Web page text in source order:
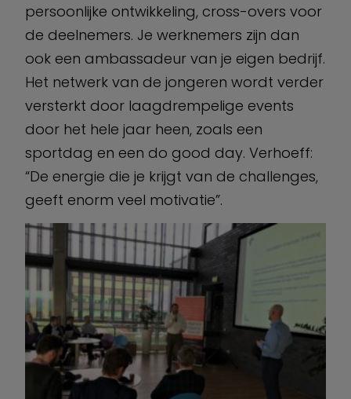
persoonlijke ontwikkeling, cross-overs voor
de deelnemers. Je werknemers zijn dan
ook een ambassadeur van je eigen bedrijf.
Het netwerk van de jongeren wordt verder
versterkt door laagdrempelige events
door het hele jaar heen, zoals een
sportdag en een do good day. Verhoeff:
“De energie die je krijgt van de challenges,
geeft enorm veel motivatie”.